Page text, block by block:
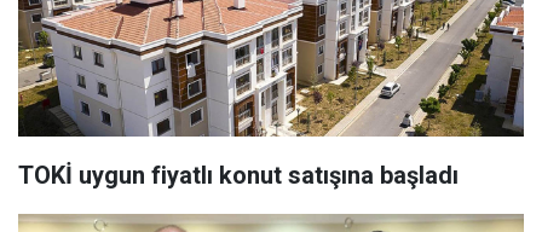
TOKİ uygun fiyatlı konut satışına başladı